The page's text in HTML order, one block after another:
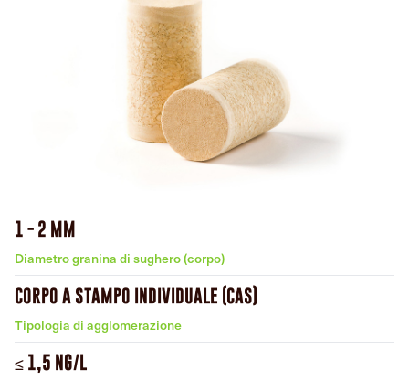
1 - 2 MM
Diametro granina di sughero (corpo)
CORPO A STAMPO INDIVIDUALE (CAS)
Tipologia di agglomerazione
≤ 1,5 NG/L